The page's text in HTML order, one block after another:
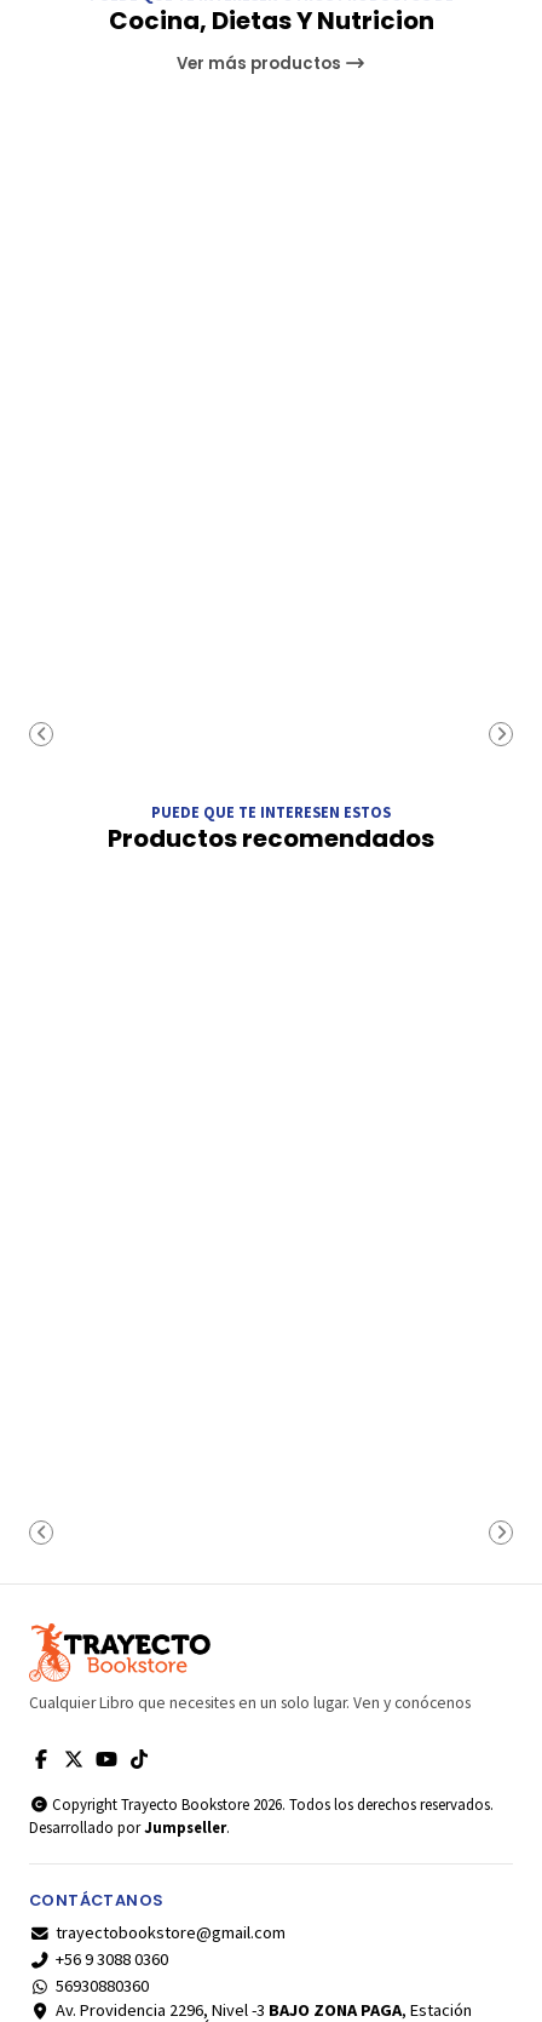
Cocina, Dietas Y Nutricion
Ver más productos
PUEDE QUE TE INTERESEN ESTOS
Productos recomendados
Cualquier Libro que necesites en un solo lugar. Ven y conócenos
Copyright Trayecto Bookstore 2026. Todos los derechos reservados.
Desarrollado porJumpseller.
CONTÁCTANOS
trayectobookstore@gmail.com
+56 9 3088 0360
56930880360
Av. Providencia 2296, Nivel -3 BAJO ZONA PAGA, Estación